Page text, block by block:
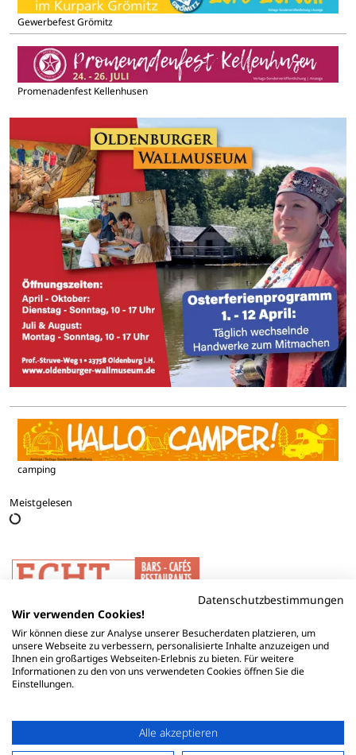
Gewerbefest Grömitz
Promenadenfest Kellenhusen
camping
Meistgelesen
Datenschutzbestimmungen
Wir verwenden Cookies!
Wir können diese zur Analyse unserer Besucherdaten platzieren, um
unsere Webseite zu verbessern, personalisierte Inhalte anzuzeigen und
Ihnen ein großartiges Webseiten-Erlebnis zu bieten. Für weitere
Informationen zu den von uns verwendeten Cookies öffnen Sie die
Einstellungen.
Alle akzeptieren